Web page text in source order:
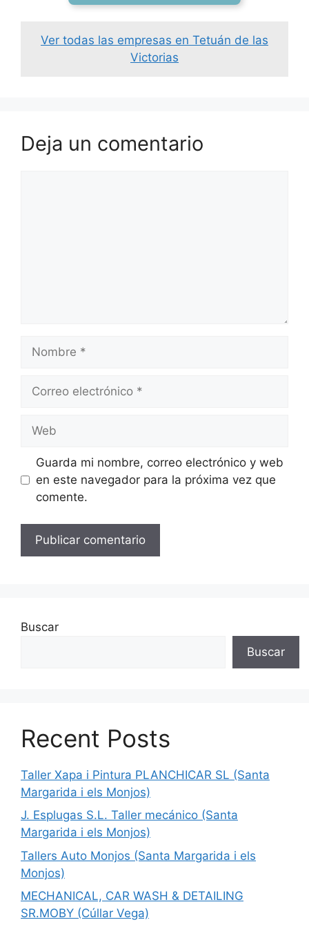
Ver todas las empresas en Tetuán de las
Victorias
Deja un comentario
Nombre
Correo
Web
Guarda mi nombre, correo electrónico y web
en este navegador para la próxima vez que
comente.
Buscar
Buscar
Recent Posts
Taller Xapa i Pintura PLANCHICAR SL (Santa
Margarida i els Monjos)
J. Esplugas S.L. Taller mecánico (Santa
Margarida i els Monjos)
Tallers Auto Monjos (Santa Margarida i els
Monjos)
MECHANICAL, CAR WASH & DETAILING
SR.MOBY (Cúllar Vega)